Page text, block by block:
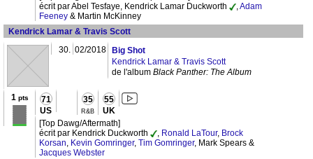
écrit par Abel Tesfaye, Kendrick Lamar Duckworth
,Adam
Feeney & Martin McKinney
Kendrick Lamar & Travis Scott
30. 02/2018
Big Shot
Kendrick Lamar & Travis Scott
de l'album Black Panther: The Album
1 pts 71
US
35
R&B
55
UK
[Top Dawg/Aftermath]
écrit par Kendrick Duckworth
, Ronald LaTour, Brock
Korsan, Kevin Gomringer, Tim Gomringer, Mark Spears &
Jacques Webster